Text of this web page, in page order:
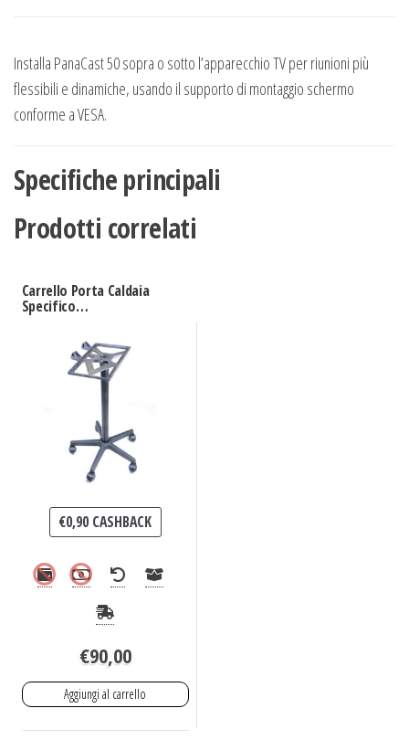
Installa PanaCast 50 sopra o sotto l’apparecchio TV per riunioni più
flessibili e dinamiche, usando il supporto di montaggio schermo
conforme a VESA.
Specifiche principali
Prodotti correlati
Carrello Porta Caldaia
Specifico
Originale Termostir
€0,90 CASHBACK
€90,00
Aggiungi al carrello